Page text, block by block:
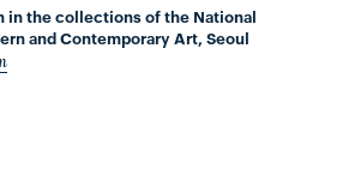
in the collections of the National
and Contemporary Art, Seoul